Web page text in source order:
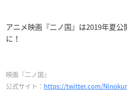
アニメ映画『二ノ国』は2019年夏
に！
映画『二ノ国』
公式サイト： https://twitter.com/